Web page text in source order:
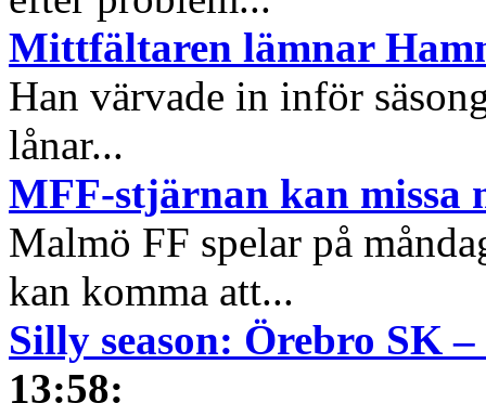
Mittfältaren lämnar
Han värvade in inför
lånar...
MFF-stjärnan kan missa
Malmö FF spelar på
kan komma att...
Silly season: Örebro SK
13:58: